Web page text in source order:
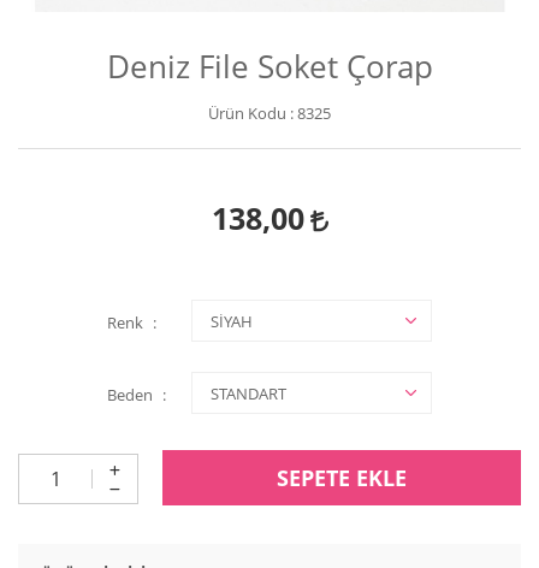
Deniz File Soket Çorap
Ürün Kodu :8325
138,00
Renk
Beden
SEPETE EKLE